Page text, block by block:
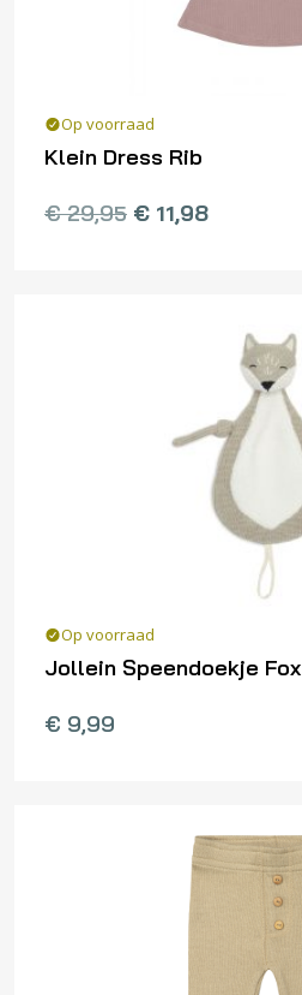
Op voorraad
Klein Dress Rib
€29,95 € 11,98
product
Op voorraad
Jollein Speendoekje Fox
€ 9,99